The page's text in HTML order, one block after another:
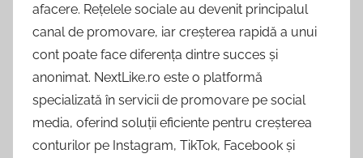
afacere. Rețelele sociale au devenit principalul
canal de promovare, iar creșterea rapidă a unui
cont poate face diferența dintre succes și
anonimat. NextLike.ro este o platformă
specializată în servicii de promovare pe social
media, oferind soluții eficiente pentru creșterea
conturilor pe Instagram, TikTok, Facebook și